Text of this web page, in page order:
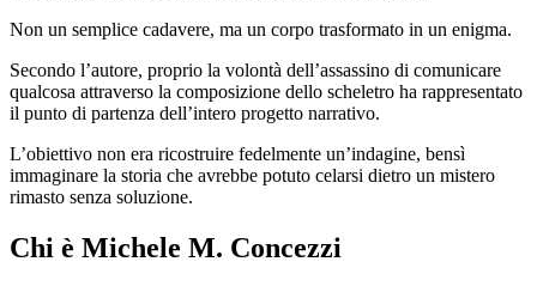
Non un semplice cadavere, ma un corpo trasformato in un enigma.
Secondo l’autore, proprio la volontà dell’assassino di comunicare
qualcosa attraverso la composizione dello scheletro ha rappresentato
il punto di partenza dell’intero progetto narrativo.
L’obiettivo non era ricostruire fedelmente un’indagine, bensì
immaginare la storia che avrebbe potuto celarsi dietro un mistero
rimasto senza soluzione.
Chi è Michele M. Concezzi